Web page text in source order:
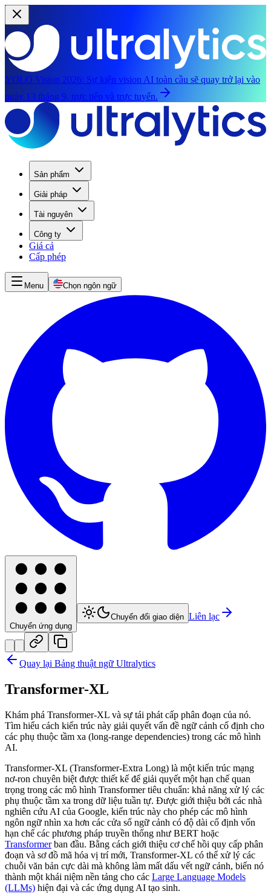
YOLO Vision 2026: Sự kiện vision AI toàn cầu sẽ quay trở lại vào
ngày 13 tháng 9, trực tiếp và trực tuyến.
Sản phẩm
Giải pháp
Tài nguyên
Công ty
Giá cả
Cấp phép
Menu Chọn ngôn ngữ
Chuyển ứng dụng
Chuyển đổi giao diện Liên lạc
Quay lại Bảng thuật ngữ Ultralytics
Transformer-XL
Khám phá Transformer-XL và sự tái phát cấp phân đoạn của nó.
Tìm hiểu cách kiến trúc này giải quyết vấn đề ngữ cảnh cố định cho
các phụ thuộc tầm xa (long-range dependencies) trong các mô hình
AI.
Transformer-XL (Transformer-Extra Long) là một kiến trúc mạng
nơ-ron chuyên biệt được thiết kế để giải quyết một hạn chế quan
trọng trong các mô hình Transformer tiêu chuẩn: khả năng xử lý các
phụ thuộc tầm xa trong dữ liệu tuần tự. Được giới thiệu bởi các nhà
nghiên cứu AI của Google, kiến trúc này cho phép các mô hình
ngôn ngữ nhìn xa hơn các cửa sổ ngữ cảnh có độ dài cố định vốn
hạn chế các phương pháp truyền thống như BERT hoặc
Transformerban đầu. Bằng cách giới thiệu cơ chế hồi quy cấp phân
đoạn và sơ đồ mã hóa vị trí mới, Transformer-XL có thể xử lý các
chuỗi văn bản cực dài mà không làm mất dấu vết ngữ cảnh, biến nó
thành một khái niệm nền tảng cho các Large Language Models
(LLMs) hiện đại và các ứng dụng AI tạo sinh.